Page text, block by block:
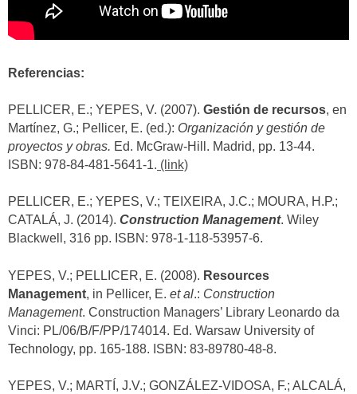
Referencias:
PELLICER, E.; YEPES, V. (2007). Gestión de recursos, en
Martínez, G.; Pellicer, E. (ed.): Organización y gestión de
proyectos y obras. Ed. McGraw-Hill. Madrid, pp. 13-44.
ISBN: 978-84-481-5641-1. (link)
PELLICER, E.; YEPES, V.; TEIXEIRA, J.C.; MOURA, H.P.;
CATALÁ, J. (2014). Construction Management. Wiley
Blackwell, 316 pp. ISBN: 978-1-118-53957-6.
YEPES, V.; PELLICER, E. (2008). Resources
Management, in Pellicer, E. et al.: Construction
Management. Construction Managers’ Library Leonardo da
Vinci: PL/06/B/F/PP/174014. Ed. Warsaw University of
Technology, pp. 165-188. ISBN: 83-89780-48-8.
YEPES, V.; MARTÍ, J.V.; GONZÁLEZ-VIDOSA, F.; ALCALÁ,